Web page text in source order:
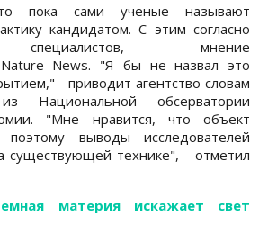
пока сами ученые называют
кандидатом. С этим согласно
специалистов, мнение
Nature News. "Я бы не назвал это
- приводит агентство словам
Национальной обсерватории
"Мне нравится, что объект
поэтому выводы исследователей
существующей технике", - отметил
материя искажает свет